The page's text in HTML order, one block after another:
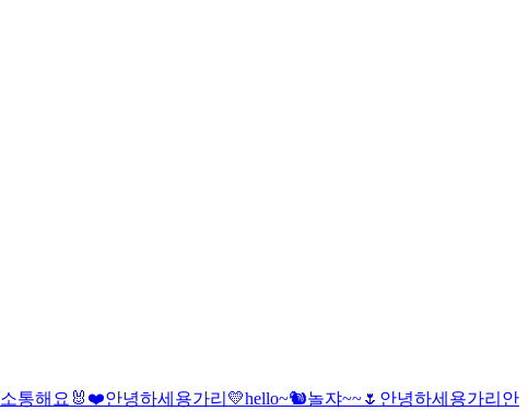
소통해요🐰❤️안녕하세용가리💛hello~🐿놀쟈~~🌷 안녕하세용가리 안